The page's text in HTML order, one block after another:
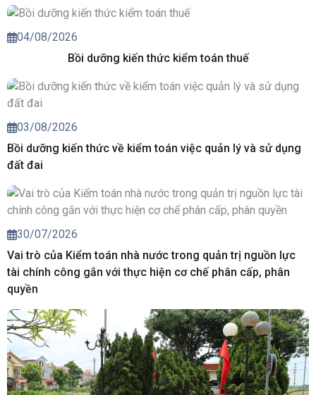
04/08/2026
Bồi dưỡng kiến thức kiểm toán thuế
03/08/2026
Bồi dưỡng kiến thức về kiểm toán việc quản lý và sử dụng
đất đai
30/07/2026
Vai trò của Kiểm toán nhà nước trong quản trị nguồn lực
tài chính công gắn với thực hiện cơ chế phân cấp, phân
quyền